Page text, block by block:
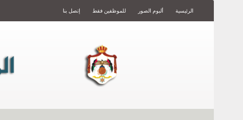
الرئيسية ألبوم الصور للموظفين فقط إتصل بنا